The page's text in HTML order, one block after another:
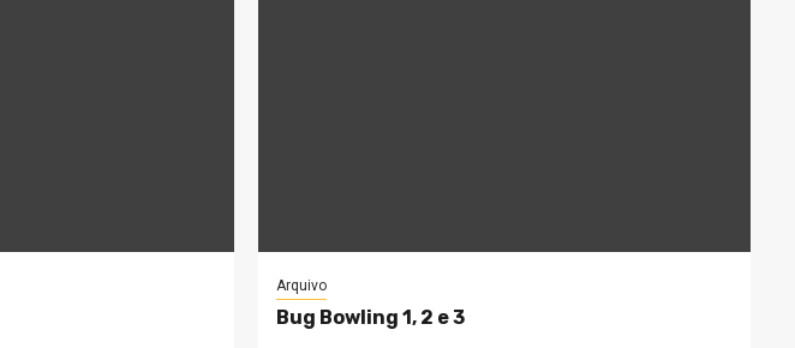
Arquivo
Bug Bowling 1, 2 e 3